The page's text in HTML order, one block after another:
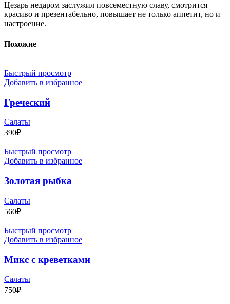
Цезарь недаром заслужил повсеместную славу, смотрится
красиво и презентабельно, повышает не только аппетит, но и
настроение.
Похожие
Быстрый просмотр
Добавить в избранное
Греческий
Салаты
390₽
Быстрый просмотр
Добавить в избранное
Золотая рыбка
Салаты
560₽
Быстрый просмотр
Добавить в избранное
Микс с креветками
Салаты
750₽